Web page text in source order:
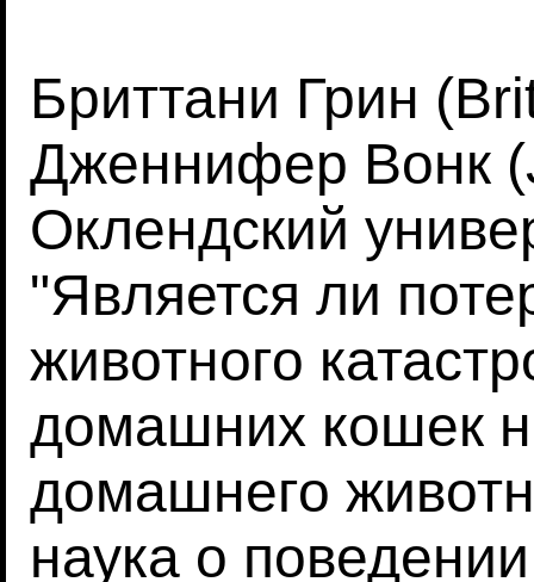
Бриттани Грин
Дженнифер Вонк
Оклендский
"Является ли
животного
домашних кошек
домашнего
наука о